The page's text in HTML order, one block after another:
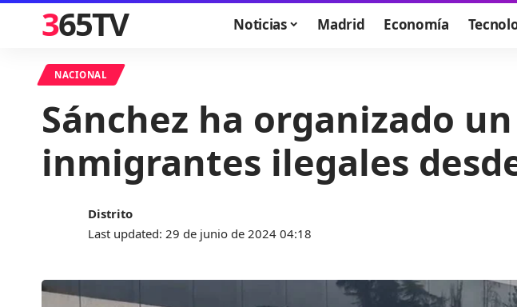
365TV Noticias Madrid Economía
NACIONAL
Sánchez ha organizado
inmigrantes ilegales
Last updated: 29 de junio de 2024 04:18
Distrito